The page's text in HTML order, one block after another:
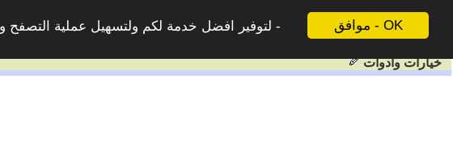
موافق - OK
لتوفير افضل خدمة لكم ولتسهيل عملية التصفح
خيارات وادوات